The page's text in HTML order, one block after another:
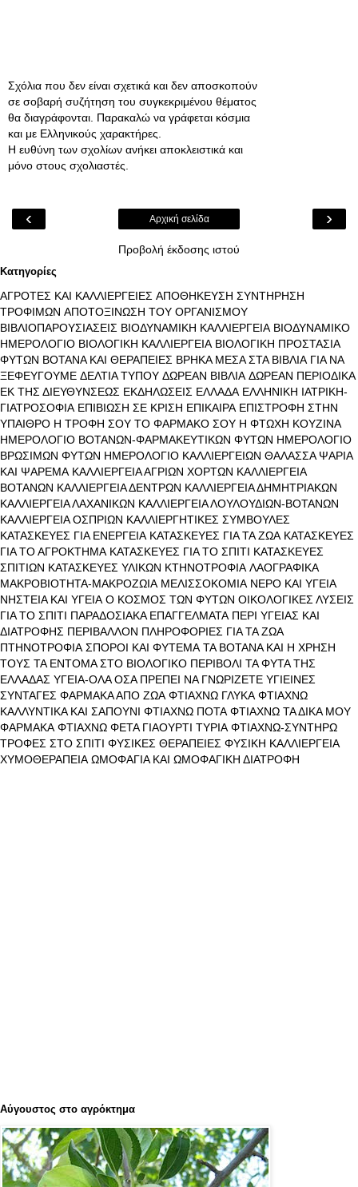
Σχόλια που δεν είναι σχετικά και δεν αποσκοπούν
σε σοβαρή συζήτηση του συγκεκριμένου θέματος
θα διαγράφονται. Παρακαλώ να γράφεται κόσμια
και με Ελληνικούς χαρακτήρες.
Η ευθύνη των σχολίων ανήκει αποκλειστικά και
μόνο στους σχολιαστές.
‹ ›
Αρχική σελίδα
Προβολή έκδοσης ιστού
Κατηγορίες
ΑΓΡΟΤΕΣ ΚΑΙ ΚΑΛΛΙΕΡΓΕΙΕΣ ΑΠΟΘΗΚΕΥΣΗ ΣΥΝΤΗΡΗΣΗ
ΤΡΟΦΙΜΩΝ ΑΠΟΤΟΞΙΝΩΣΗ ΤΟΥ ΟΡΓΑΝΙΣΜΟΥ
ΒΙΒΛΙΟΠΑΡΟΥΣΙΑΣΕΙΣ ΒΙΟΔΥΝΑΜΙΚΗ ΚΑΛΛΙΕΡΓΕΙΑ ΒΙΟΔΥΝΑΜΙΚΟ
ΗΜΕΡΟΛΟΓΙΟ ΒΙΟΛΟΓΙΚΗ ΚΑΛΛΙΕΡΓΕΙΑ ΒΙΟΛΟΓΙΚΗ ΠΡΟΣΤΑΣΙΑ
ΦΥΤΩΝ ΒΟΤΑΝΑ ΚΑΙ ΘΕΡΑΠΕΙΕΣ ΒΡΗΚΑ ΜΕΣΑ ΣΤΑ ΒΙΒΛΙΑ ΓΙΑ ΝΑ
ΞΕΦΕΥΓΟΥΜΕ ΔΕΛΤΙΑ ΤΥΠΟΥ ΔΩΡΕΑΝ ΒΙΒΛΙΑ ΔΩΡΕΑΝ ΠΕΡΙΟΔΙΚΑ
ΕΚ ΤΗΣ ΔΙΕΥΘΥΝΣΕΩΣ ΕΚΔΗΛΩΣΕΙΣ ΕΛΛΑΔΑ ΕΛΛΗΝΙΚΗ ΙΑΤΡΙΚΗ-
ΓΙΑΤΡΟΣΟΦΙΑ ΕΠΙΒΙΩΣΗ ΣΕ ΚΡΙΣΗ ΕΠΙΚΑΙΡΑ ΕΠΙΣΤΡΟΦΗ ΣΤΗΝ
ΥΠΑΙΘΡΟ Η ΤΡΟΦΗ ΣΟΥ ΤΟ ΦΑΡΜΑΚΟ ΣΟΥ Η ΦΤΩΧΗ ΚΟΥΖΙΝΑ
ΗΜΕΡΟΛΟΓΙΟ ΒΟΤΑΝΩΝ-ΦΑΡΜΑΚΕΥΤΙΚΩΝ ΦΥΤΩΝ ΗΜΕΡΟΛΟΓΙΟ
ΒΡΩΣΙΜΩΝ ΦΥΤΩΝ ΗΜΕΡΟΛΟΓΙΟ ΚΑΛΛΙΕΡΓΕΙΩΝ ΘΑΛΑΣΣΑ ΨΑΡΙΑ
ΚΑΙ ΨΑΡΕΜΑ ΚΑΛΛΙΕΡΓΕΙΑ ΑΓΡΙΩΝ ΧΟΡΤΩΝ ΚΑΛΛΙΕΡΓΕΙΑ
ΒΟΤΑΝΩΝ ΚΑΛΛΙΕΡΓΕΙΑ ΔΕΝΤΡΩΝ ΚΑΛΛΙΕΡΓΕΙΑ ΔΗΜΗΤΡΙΑΚΩΝ
ΚΑΛΛΙΕΡΓΕΙΑ ΛΑΧΑΝΙΚΩΝ ΚΑΛΛΙΕΡΓΕΙΑ ΛΟΥΛΟΥΔΙΩΝ-ΒΟΤΑΝΩΝ
ΚΑΛΛΙΕΡΓΕΙΑ ΟΣΠΡΙΩΝ ΚΑΛΛΙΕΡΓΗΤΙΚΕΣ ΣΥΜΒΟΥΛΕΣ
ΚΑΤΑΣΚΕΥΕΣ ΓΙΑ ΕΝΕΡΓΕΙΑ ΚΑΤΑΣΚΕΥΕΣ ΓΙΑ ΤΑ ΖΩΑ ΚΑΤΑΣΚΕΥΕΣ
ΓΙΑ ΤΟ ΑΓΡΟΚΤΗΜΑ ΚΑΤΑΣΚΕΥΕΣ ΓΙΑ ΤΟ ΣΠΙΤΙ ΚΑΤΑΣΚΕΥΕΣ
ΣΠΙΤΙΩΝ ΚΑΤΑΣΚΕΥΕΣ ΥΛΙΚΩΝ ΚΤΗΝΟΤΡΟΦΙΑ ΛΑΟΓΡΑΦΙΚΑ
ΜΑΚΡΟΒΙΟΤΗΤΑ-ΜΑΚΡΟΖΩΙΑ ΜΕΛΙΣΣΟΚΟΜΙΑ ΝΕΡΟ ΚΑΙ ΥΓΕΙΑ
ΝΗΣΤΕΙΑ ΚΑΙ ΥΓΕΙΑ Ο ΚΟΣΜΟΣ ΤΩΝ ΦΥΤΩΝ ΟΙΚΟΛΟΓΙΚΕΣ ΛΥΣΕΙΣ
ΓΙΑ ΤΟ ΣΠΙΤΙ ΠΑΡΑΔΟΣΙΑΚΑ ΕΠΑΓΓΕΛΜΑΤΑ ΠΕΡΙ ΥΓΕΙΑΣ ΚΑΙ
ΔΙΑΤΡΟΦΗΣ ΠΕΡΙΒΑΛΛΟΝ ΠΛΗΡΟΦΟΡΙΕΣ ΓΙΑ ΤΑ ΖΩΑ
ΠΤΗΝΟΤΡΟΦΙΑ ΣΠΟΡΟΙ ΚΑΙ ΦΥΤΕΜΑ ΤΑ ΒΟΤΑΝΑ ΚΑΙ Η ΧΡΗΣΗ
ΤΟΥΣ ΤΑ ΕΝΤΟΜΑ ΣΤΟ ΒΙΟΛΟΓΙΚΟ ΠΕΡΙΒΟΛΙ ΤΑ ΦΥΤΑ ΤΗΣ
ΕΛΛΑΔΑΣ ΥΓΕΙΑ-ΟΛΑ ΟΣΑ ΠΡΕΠΕΙ ΝΑ ΓΝΩΡΙΖΕΤΕ ΥΓΙΕΙΝΕΣ
ΣΥΝΤΑΓΕΣ ΦΑΡΜΑΚΑ ΑΠΟ ΖΩΑ ΦΤΙΑΧΝΩ ΓΛΥΚΑ ΦΤΙΑΧΝΩ
ΚΑΛΛΥΝΤΙΚΑ ΚΑΙ ΣΑΠΟΥΝΙ ΦΤΙΑΧΝΩ ΠΟΤΑ ΦΤΙΑΧΝΩ ΤΑ ΔΙΚΑ ΜΟΥ
ΦΑΡΜΑΚΑ ΦΤΙΑΧΝΩ ΦΕΤΑ ΓΙΑΟΥΡΤΙ ΤΥΡΙΑ ΦΤΙΑΧΝΩ-ΣΥΝΤΗΡΩ
ΤΡΟΦΕΣ ΣΤΟ ΣΠΙΤΙ ΦΥΣΙΚΕΣ ΘΕΡΑΠΕΙΕΣ ΦΥΣΙΚΗ ΚΑΛΛΙΕΡΓΕΙΑ
ΧΥΜΟΘΕΡΑΠΕΙΑ ΩΜΟΦΑΓΙΑ ΚΑΙ ΩΜΟΦΑΓΙΚΗ ΔΙΑΤΡΟΦΗ
Αύγουστος στο αγρόκτημα